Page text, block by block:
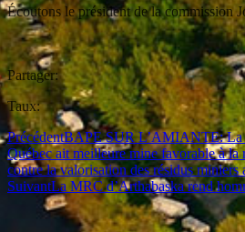
Écoutons le président de la commission
Partager:
Taux:
PrécédentBAPE SUR L’AMIANTE: La
Québec ait meilleure mine favorable à la
contre la valorisation des résidus miniers
SuivantLa MRC d’Arthabaska rend